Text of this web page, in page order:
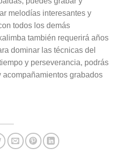
melodías interesantes y
todos los demás
también requerirá años
dominar las técnicas del
y perseverancia, podrás
grabados